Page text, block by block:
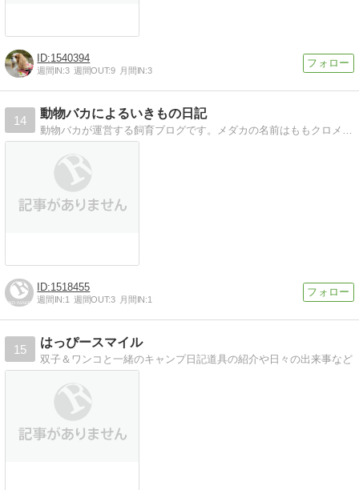
1540394
週間IN:3 週間OUT:9 月間IN:3
14
動物バカによるいきもの日記
1518455
週間IN:1 週間OUT:3 月間IN:1
15
はっぴースマイル
双子＆ワンコと一緒のキャンプ日記道具の紹介や日々の出来事など